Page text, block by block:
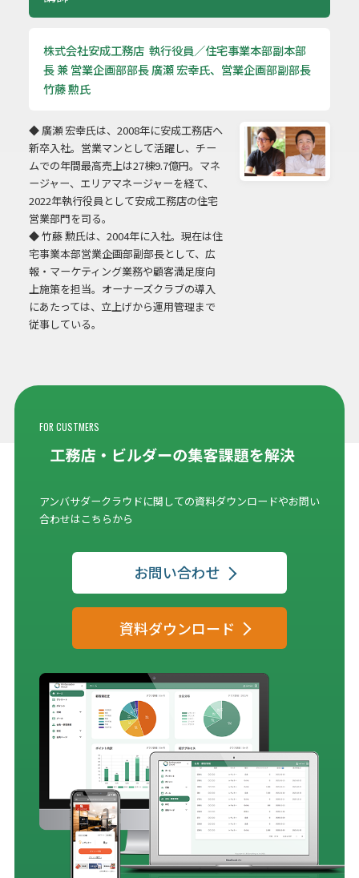
株式会社安成工務店 執行役員／住宅事業本部副本部
長 兼 営業企画部部長 廣瀬 宏幸氏、営業企画部副部長
竹藤 勲氏
◆ 廣瀬 宏幸氏は、2008年に安成工務店へ
新卒入社。営業マンとして活躍し、チー
ムでの年間最高売上は27棟9.7億円。マネ
ージャー、エリアマネージャーを経て、
2022年執行役員として安成工務店の住宅
営業部門を司る。
◆竹藤 勲氏は、2004年に入社。現在は住
宅事業本部営業企画部副部長として、広
報・マーケティング業務や顧客満足度向
上施策を担当。オーナーズクラブの導入
にあたっては、立上げから運用管理まで
従事している。
FOR CUSTMERS
アンバサダークラウドに関しての資料ダウンロードやお問い
合わせはこちらから
お問い合わせ
資料ダウンロード